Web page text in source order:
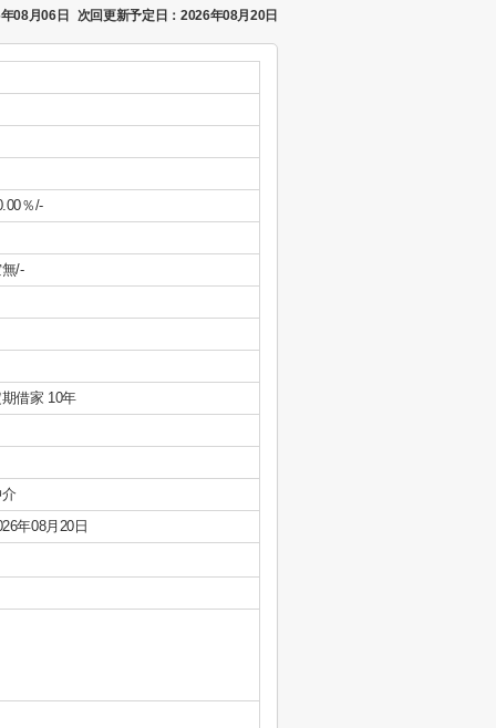
08月06日 次回更新予定日：2026年08月20日
％/-
/-
借家 10年
年08月20日